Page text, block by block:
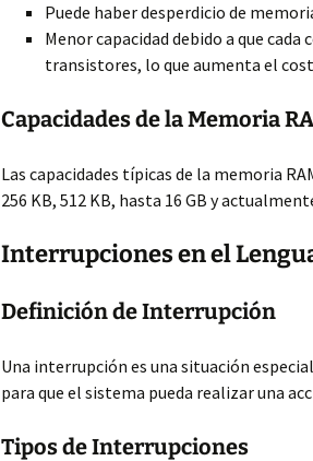
Puede haber desperdicio de
Menor capacidad debido a que
transistores, lo que aumenta el
Capacidades de la Memoria
Las capacidades típicas de la memoria
256 KB, 512 KB, hasta 16 GB y
Interrupciones en el
Definición de Interrupción
Una interrupción es una situación
para que el sistema pueda realizar una
Tipos de Interrupciones